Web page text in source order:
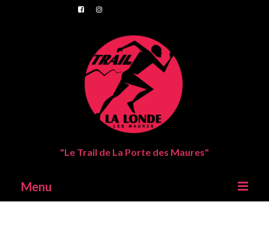
"Le Trail de La Porte des Maures"
Menu